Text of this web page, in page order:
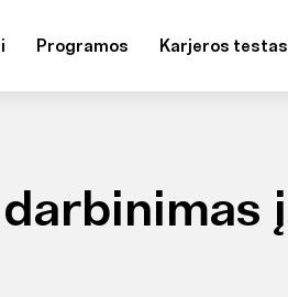
Programos Karjeros testas
į